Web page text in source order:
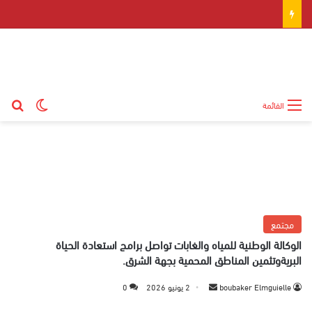
القائمة
مجتمع
الوكالة الوطنية للمياه والغابات تواصل برامج استعادة الحياة
البريةوتثمين المناطق المحمية بجهة الشرق.
boubaker Elmguielle 2 يونيو 2026 0